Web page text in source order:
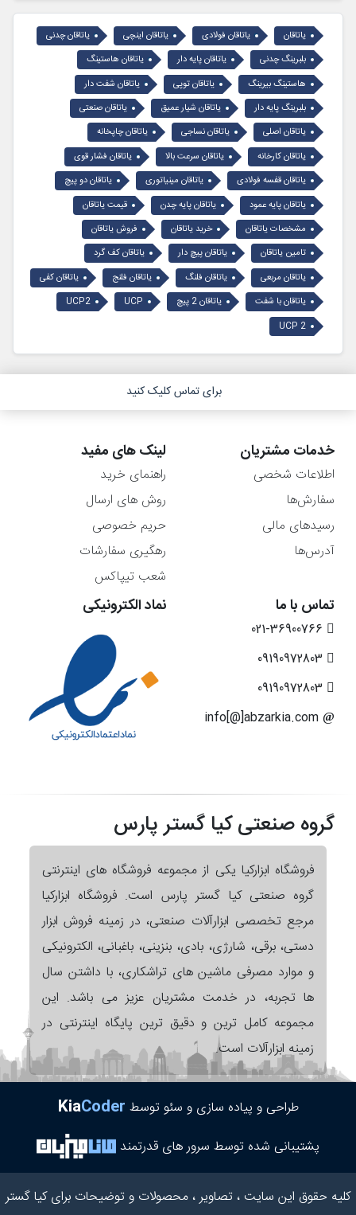
یاتاقان یاتاقان فولادی یاتاقان اینچی
یاتاقان چدنی
بلبرینگ چدنی
یاتاقان پایه دار
یاتاقان هاستینگ
هاستینگ بیرینگ
یاتاقان توپی
یاتاقان شفت دار
بلبرینگ پایه دار
یاتاقان شیار عمیق
یاتاقان صنعتی
یاتاقان اصلی
یاتاقان نساجی
یاتاقان چاپخانه
یاتاقان کارخانه
یاتاقان سرعت بالا
یاتاقان فشار قوی
یاتاقان قفسه فولادی
یاتاقان مینیاتوری
یاتاقان دو پیچ
یاتاقان پایه عمود
یاتاقان پایه چدن
قیمت یاتاقان
مشخصات یاتاقان
خرید یاتاقان
فروش یاتاقان
تامین یاتاقان
یاتاقان پیچ دار
یاتاقان کف گرد
یاتاقان مربعی
یاتاقان فلنگ یاتاقان فلنج
یاتاقان کفی
یاتاقان با شفت
یاتاقان 2 پیچ UCP
UCP2
UCP 2
برای تماس کلیک کنید
خدمات مشتریان
اطلاعات شخصی
سفارش‌ها
رسیدهای مالی
آدرس‌ها
لینک های مفید
راهنمای خرید
روش های ارسال
حریم خصوصی
رهگیری سفارشات
شعب تیپاکس
تماس با ما نماد الکترونیکی
گروه صنعتی کیا گستر پارس
فروشگاه ابزارکیا یکی از مجموعه فروشگاه های اینترنتی
گروه صنعتی کیا گستر پارس است. فروشگاه ابزارکیا
مرجع تخصصی ابزارآلات صنعتی، در زمینه فروش ابزار
دستی، برقی، شارژی، بادی، بنزینی، باغبانی، الکترونیکی
و موارد مصرفی ماشین های تراشکاری، با داشتن سال
ها تجربه، در خدمت مشتریان عزیز می باشد. این
مجموعه کامل ترین و دقیق ترین پایگاه اینترنتی در
زمینه ابزارآلات است.
طراحی و پیاده سازی و سئو توسط KiaCoder
پشتیبانی شده توسط سرور های قدرتمند
کلیه حقوق این سایت ، تصاویر ، محصولات و توضیحات برای کیا گستر